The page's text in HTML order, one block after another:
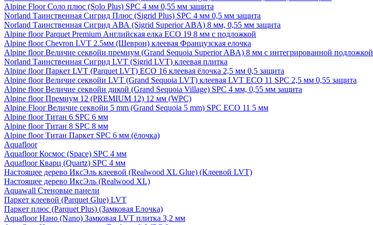
Alpine Floor Соло плюс (Solo Plus) SPC 4 мм 0,55 мм защита
Norland Таинственная Сигрид Плюс (Sigrid Plus) SPC 4 мм 0,5 мм защита
Norland Таинственная Сигрид АВА (Sigrid Superior ABA) 8 мм, 0,55 мм защита
Alpine floor Parquet Premium Английская елка ECO 19 8 мм с подложкой
Alpine floor Chevron LVT 2.5мм (Шеврон) клеевая Французская елочка
Alpine floor Величие секвойи премиум (Grand Sequoia Superior ABA) 8 мм с интегрированной подложкой
Norland Таинственная Сигрид LVT (Sigrid LVT) клеевая плитка
Alpine floor Паркет LVT (Parquet LVT) ECO 16 клеевая ёлочка 2,5 мм 0,5 защита
Alpine floor Величие секвойи LVT (Grand Sequoia LVT) клеевая LVT ECO 11 SPC 2,5 мм 0,55 защита
Alpine floor Величие секвойи дикой (Grand Sequoia Village) SPC 4 мм, 0,55 мм защита
Alpine floor Премиум 12 (PREMIUM 12) 12 мм (WPC)
Alpine Floor Величие секвойи 5 mm (Grand Sequoia 5 mm) SPC ECO 11 5 мм
Alpine floor Титан 6 SPC 6 мм
Alpine floor Титан 8 SPC 8 мм
Alpine floor Титан Паркет SPC 6 мм (ёлочка)
Aquafloor
Aquafloor Космос (Space) SPC 4 мм
Aquafloor Кварц (Quartz) SPC 4 мм
Настоящее дерево ИксЭль клеевой (Realwood XL Glue) (Клеевой LVT)
Настоящее дерево ИксЭль (Realwood XL)
Aquawall Стеновые панели
Паркет клеевой (Parquet Glue) LVT
Паркет плюс (Parquet Plus) (Замковая Елочка)
Aquafloor Нано (Nano) Замковая LVT плитка 3,2 мм